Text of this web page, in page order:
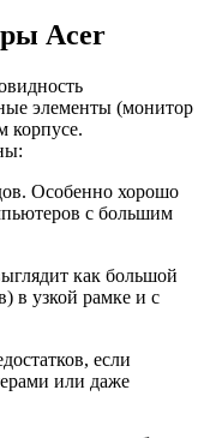
Acer
элементы (монитор
корпусе.
Особенно хорошо
с большим
как большой
в узкой рамке и с
если
или даже